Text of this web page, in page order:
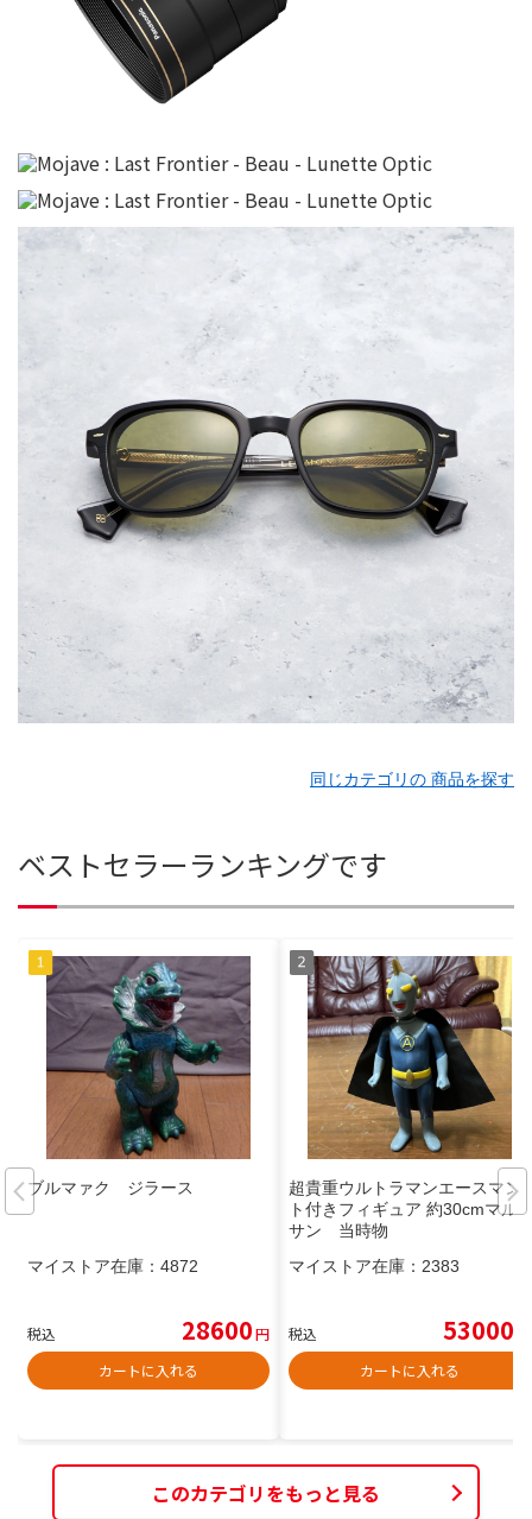
同じカテゴリの 商品を探す
ベストセラーランキングです
ブルマァク ジラース
マイストア在庫： 4872
税込 28600円
カートに入れる
超貴重ウルトラマンエースマン
ト付きフィギュア 約30cmマル
サン 当時物
マイストア在庫： 2383
税込 53000
カートに入れる
このカテゴリをもっと見る